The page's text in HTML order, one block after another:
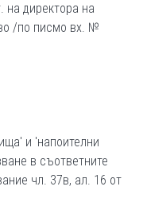
директора на
/по писмо вх. №
и 'напоителни
в съответните
чл. 37в, ал. 16 от